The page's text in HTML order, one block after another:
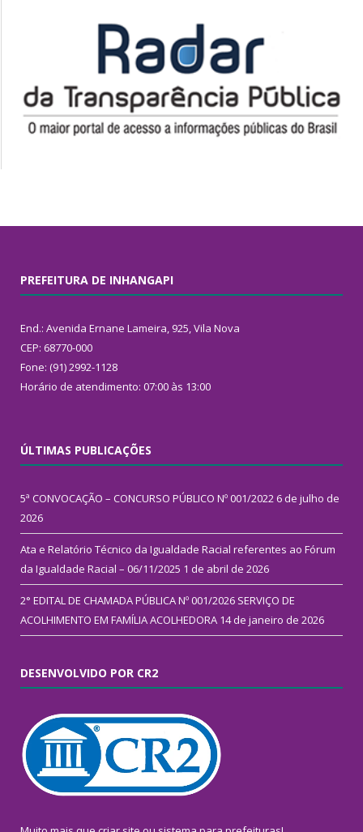
PREFEITURA DE INHANGAPI
End.: Avenida Ernane Lameira, 925, Vila Nova
CEP: 68770-000
Fone: (91) 2992-1128
Horário de atendimento: 07:00 às 13:00
ÚLTIMAS PUBLICAÇÕES
5ª CONVOCAÇÃO – CONCURSO PÚBLICO Nº 001/2022 6 de julho de
2026
Ata e Relatório Técnico da Igualdade Racial referentes ao Fórum
da Igualdade Racial – 06/11/2025 1 de abril de 2026
2° EDITAL DE CHAMADA PÚBLICA Nº 001/2026 SERVIÇO DE
ACOLHIMENTO EM FAMÍLIA ACOLHEDORA 14 de janeiro de 2026
DESENVOLVIDO POR CR2